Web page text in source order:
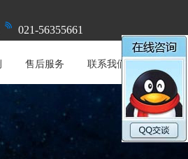
021-56355661
售后服务 联系我们